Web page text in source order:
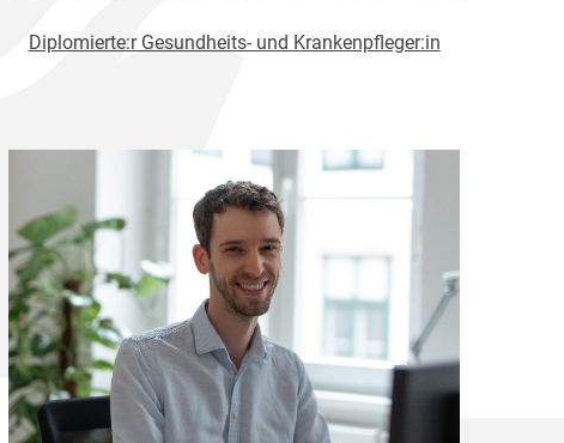
Diplomierte:r Gesundheits- und Krankenpfleger:in